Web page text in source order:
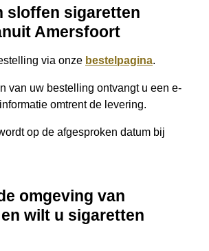
sloffen sigaretten
Amersfoort
via onze bestelpagina.
van uw bestelling ontvangt u een e-
omtrent de levering.
op de afgesproken datum bij
omgeving van
wilt u sigaretten